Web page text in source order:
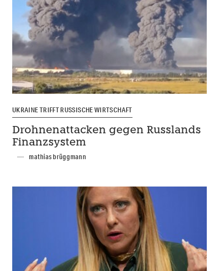
UKRAINE TRIFFT RUSSISCHE WIRTSCHAFT
Drohnenattacken gegen Russlands
Finanzsystem
mathias brüggmann